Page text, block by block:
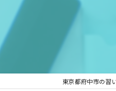
東京都府中市の習